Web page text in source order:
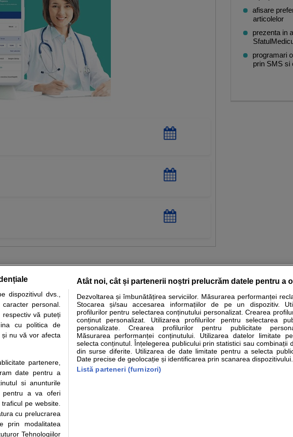
afisare
articolelor
prezenta in
programari
prin SMS si
Specialitati medicale Boli si afectiuni Calculatoare Stiri medicale
despre sanatate disponibile pe sfatulmedicului.ro au scop informativ si educational. Ele nu pot
medicale. Va sfatuim, ca pe langa informatia primita pe sfatulmedicului.ro sa consultati fie medicul Dvs.,
programari la medic Clickmed.
Drepturile consumatorului
Protectia consumatorilor - ANPC
Solutionarea Alternativa a
Litigiilor
Info consumator: 0800.080.999
Formulare europene - CNAS
Ministerul Sanatatii - ANMDM
Parteneri
dispozitivul dvs.,
personal.
respectiv vă puteți
cu politica de
nu vă vor afecta
partenere,
date pentru a
si anunturile
pentru a va oferi
pe website.
cu prelucrarea
prin modalitatea
Tehnologiilor
Atât noi, cât și partenerii noștri prelucrăm datele pentru a
Dezvoltarea și îmbunătățirea serviciilor. Măsurarea performanței
Stocarea și/sau accesarea informațiilor de pe un dispozitiv.
profilurilor pentru selectarea conținutului personalizat. Crearea
conținut personalizat. Utilizarea profilurilor pentru selectarea
personalizate. Crearea profilurilor pentru publicitate
Măsurarea performanței conținutului. Utilizarea datelor limitate
selecta conținutul. Înțelegerea publicului prin statistici sau combinații
din surse diferite. Utilizarea de date limitate pentru a selecta
Date precise de geolocație și identificarea prin scanarea dispozitivului.
Listă parteneri (furnizori)